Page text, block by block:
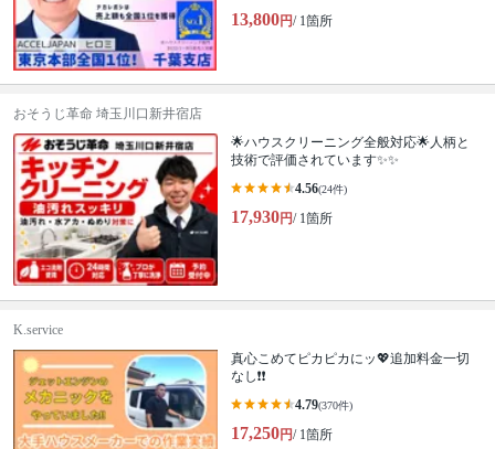
13,800円/ 1箇所
おそうじ革命 埼玉川口新井宿店
🌟ハウスクリーニング全般対応🌟人柄と
技術で評価されています✨✨
4.56(24件)
17,930円/ 1箇所
K.service
真心こめてピカピカにッ💖追加料金一切
なし❗️❗️
4.79(370件)
17,250円/ 1箇所